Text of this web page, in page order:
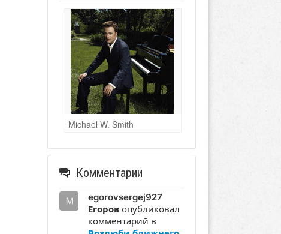
Michael W. Smith
Комментарии
egorovsergej927
Егоровопубликовал
комментарий в